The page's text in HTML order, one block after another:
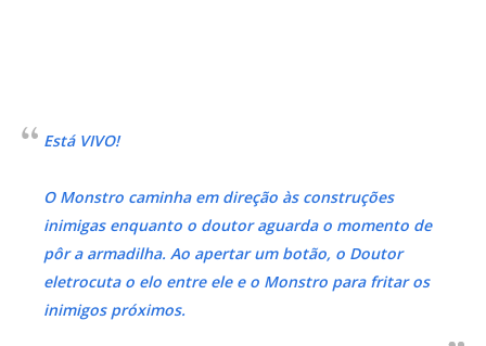
Está VIVO!
O Monstro caminha em direção às construções
inimigas enquanto o doutor aguarda o momento de
pôr a armadilha. Ao apertar um botão, o Doutor
eletrocuta o elo entre ele e o Monstro para fritar os
inimigos próximos.